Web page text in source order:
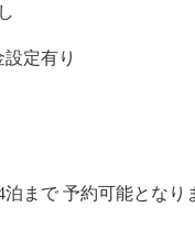
定有り
まで 予約可能となり